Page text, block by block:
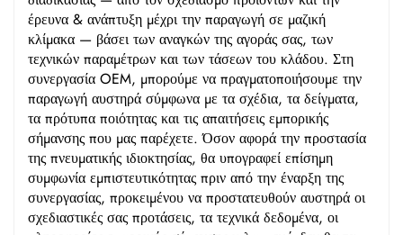
έρευνα & ανάπτυξη μέχρι την παραγωγή σε μαζική
κλίμακα — βάσει των αναγκών της αγοράς σας, των
τεχνικών παραμέτρων και των τάσεων του κλάδου. Στη
συνεργασία OEM, μπορούμε να πραγματοποιήσουμε την
παραγωγή αυστηρά σύμφωνα με τα σχέδια, τα δείγματα,
τα πρότυπα ποιότητας και τις απαιτήσεις εμπορικής
σήμανσης που μας παρέχετε. Όσον αφορά την προστασία
της πνευματικής ιδιοκτησίας, θα υπογραφεί επίσημη
συμφωνία εμπιστευτικότητας πριν από την έναρξη της
συνεργασίας, προκειμένου να προστατευθούν αυστηρά οι
σχεδιαστικές σας προτάσεις, τα τεχνικά δεδομένα, οι